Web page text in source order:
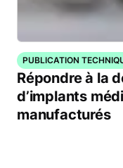
PUBLICATION
Répondre à la
d’implants
manufacturés